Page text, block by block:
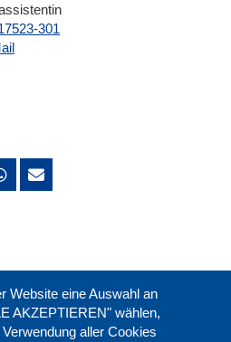
301
Website eine Auswahl an
AKZEPTIEREN" wählen,
aller Cookies